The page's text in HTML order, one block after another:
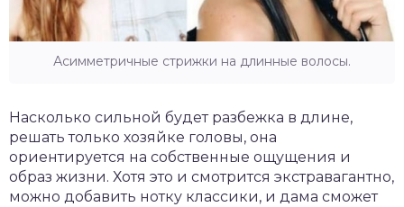
Асимметричные стрижки на длинные волосы.
Насколько сильной будет разбежка в длине,
решать только хозяйке головы, она
ориентируется на собственные ощущения и
образ жизни. Хотя это и смотрится экстравагантно,
можно добавить нотку классики, и дама сможет